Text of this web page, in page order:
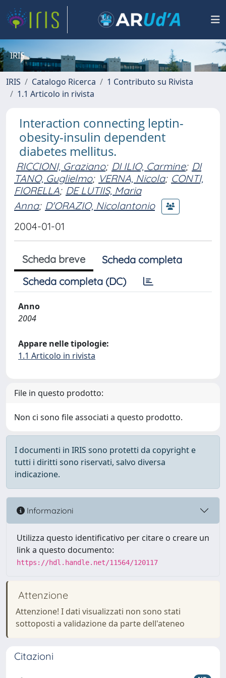
IRIS
IRIS Catalogo Ricerca
1 Contributo su Rivista
1.1 Articolo in rivista
Interaction connecting leptin-
obesity-insulin dependent
diabetes mellitus.
RICCIONI, Graziano; DI ILIO, Carmine; DI
TANO, Guglielmo; VERNA, Nicola; CONTI,
FIORELLA; DE LUTIIS, Maria
Anna; D'ORAZIO, Nicolantonio
2004-01-01
Scheda breve
Scheda completa
Scheda completa (DC)
Anno
2004
Appare nelle tipologie:
1.1 Articolo in rivista
File in questo prodotto:
Non ci sono file associati a questo prodotto.
I documenti in IRIS sono protetti da copyright e
tutti i diritti sono riservati, salvo diversa
indicazione.
Informazioni
Utilizza questo identificativo per citare o creare un
link a questo documento:
https://hdl.handle.net/11564/120117
Attenzione
Attenzione! I dati visualizzati non sono stati
sottoposti a validazione da parte dell'ateneo
Citazioni